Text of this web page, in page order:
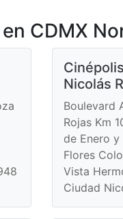
CDMX
Nicolás
Boulevard
Rojas Km
de Enero y
Flores
Vista
Ciudad